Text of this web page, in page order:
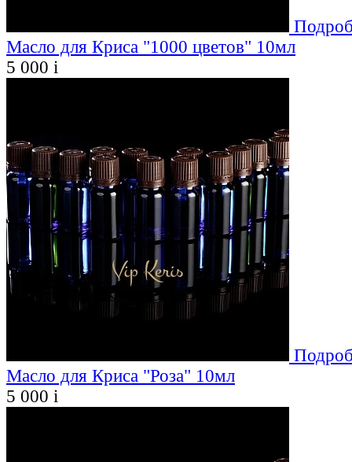
Масло для Криса "1000 цветов" 10мл
5 000 i
Масло для Криса "Роза" 10мл
5 000 i